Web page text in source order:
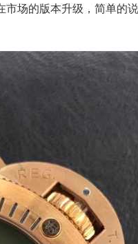
场的版本升级，简单的